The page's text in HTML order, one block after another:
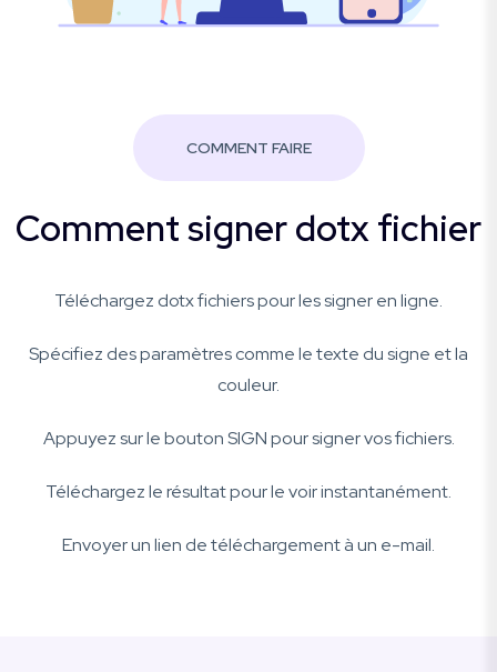
COMMENT FAIRE
Comment signer dotx fichier
Téléchargez dotx fichiers pour les signer en ligne.
Spécifiez des paramètres comme le texte du signe et la
couleur.
Appuyez sur le bouton SIGN pour signer vos fichiers.
Téléchargez le résultat pour le voir instantanément.
Envoyer un lien de téléchargement à un e-mail.